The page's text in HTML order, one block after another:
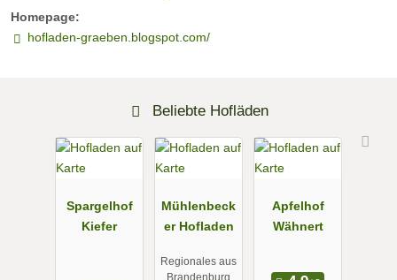
Homepage:
hofladen-graeben.blogspot.com/
Beliebte Hofläden
Spargelhof
Kiefer
Mühlenbeck
er Hofladen
Regionales aus
Brandenburg
Apfelhof
Wähnert